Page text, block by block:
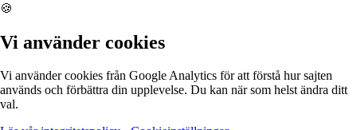
🍪
Vi använder cookies
Vi använder cookies från Google Analytics för att förstå hur sajten
används och förbättra din upplevelse. Du kan när som helst ändra ditt
val.